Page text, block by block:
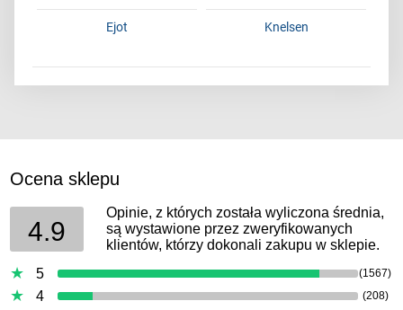
Ejot Knelsen
Ocena sklepu
4.9
Opinie, z których została wyliczona średnia,
są wystawione przez zweryfikowanych
klientów, którzy dokonali zakupu w sklepie.
5
(1567)
4 (208)